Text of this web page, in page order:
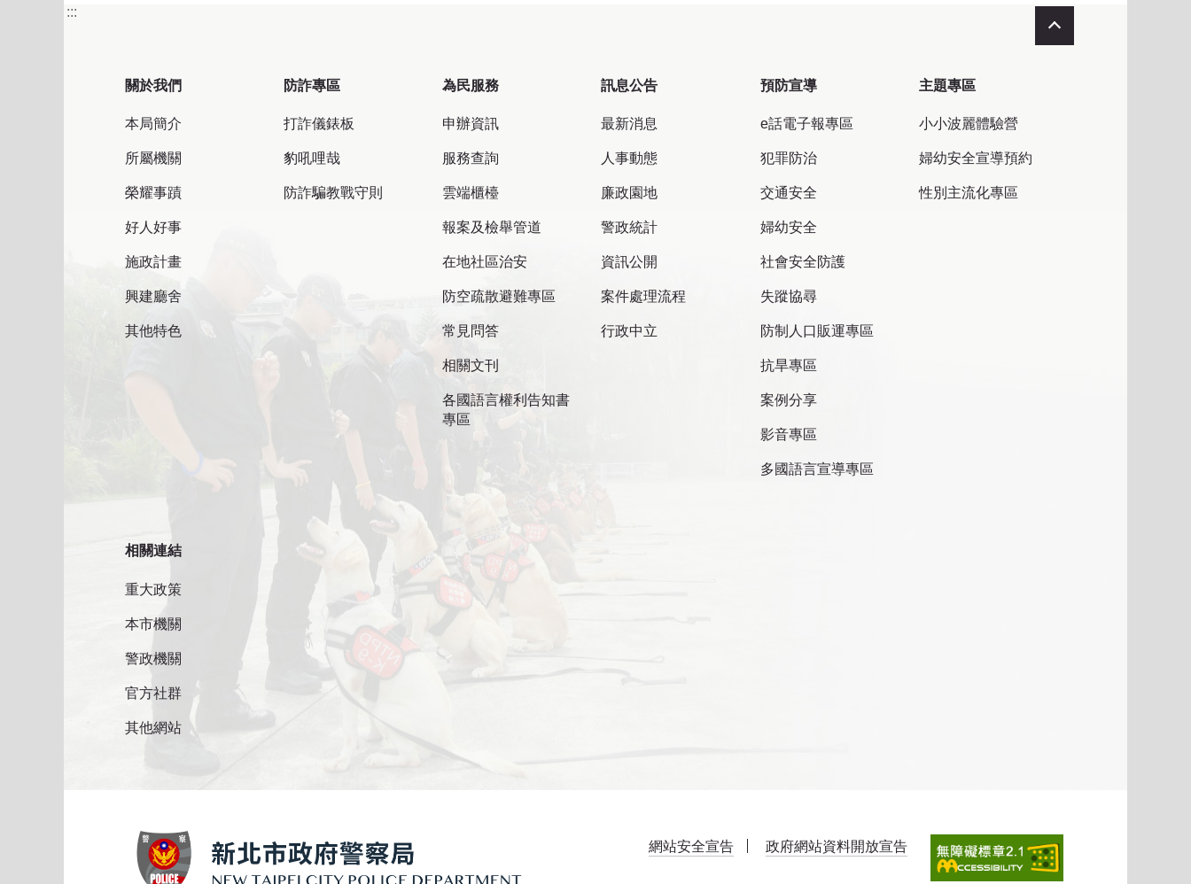
:::
關於我們
本局簡介
所屬機關
榮耀事蹟
好人好事
施政計畫
興建廳舍
其他特色
防詐專區
打詐儀錶板
豹吼哩哉
防詐騙教戰守則
為民服務
申辦資訊
服務查詢
雲端櫃檯
報案及檢舉管道
在地社區治安
防空疏散避難專區
常見問答
相關文刊
各國語言權利告知書
專區
訊息公告
最新消息
人事動態
廉政園地
警政統計
資訊公開
案件處理流程
行政中立
預防宣導
e話電子報專區
犯罪防治
交通安全
婦幼安全
社會安全防護
失蹤協尋
防制人口販運專區
抗旱專區
案例分享
影音專區
多國語言宣導專區
主題專區
小小波麗體驗營
婦幼安全宣導預約
性別主流化專區
相關連結
重大政策
本市機關
警政機關
官方社群
其他網站
網站安全宣告 政府網站資料開放宣告